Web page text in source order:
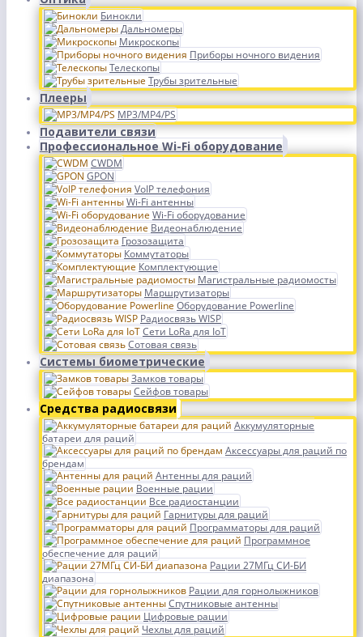
Бинокли
Дальномеры
Микроскопы
Приборы ночного видения
Телескопы
Трубы зрительные
Плееры
MP3/MP4/PS
Подавители связи
Профессиональное Wi-Fi оборудование
CWDM
GPON
VoIP телефония
Wi-Fi антенны
Wi-Fi оборудование
Видеонаблюдение
Грозозащита
Коммутаторы
Комплектующие
Магистральные радиомосты
Маршрутизаторы
Оборудование Powerline
Радиосвязь WISP
Сети LoRa для IoT
Сотовая связь
Системы биометрические
Замков товары
Сейфов товары
Средства радиосвязи
Аккумуляторные
батареи для раций
Аксессуары для раций по
брендам
Антенны для раций
Военные рации
Все радиостанции
Гарнитуры для раций
Программаторы для раций
Программное
обеспечение для раций
Рации 27МГц СИ-БИ
диапазона
Рации для горнолыжников
Спутниковые антенны
Цифровые рации
Чехлы для раций